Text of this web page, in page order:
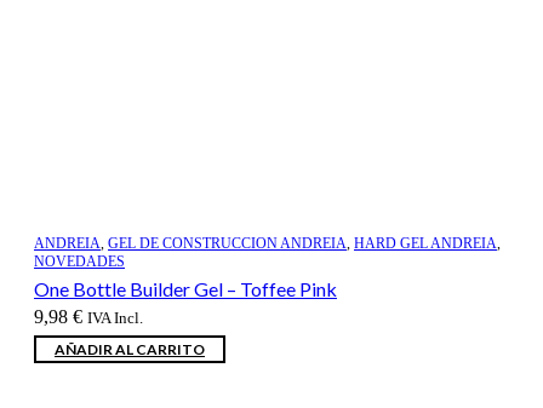
ANDREIA, GEL DE CONSTRUCCION ANDREIA, HARD GEL ANDREIA,
NOVEDADES
One Bottle Builder Gel – Toffee Pink
9,98 € IVA Incl.
AÑADIR AL CARRITO